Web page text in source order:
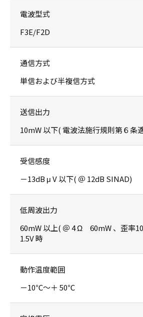
電波型式
F3E/F2D
通信方式
単信および半複信方式
送信出力
10mW 以下( 電波法施行規則第６条
受信感度
－13dB μ V 以下( ＠ 12dB SINAD)
低周波出力
60mW 以上( ＠ 4 Ω 60mW 、歪率
1.5V 時
動作温度範囲
－10℃～＋ 50℃